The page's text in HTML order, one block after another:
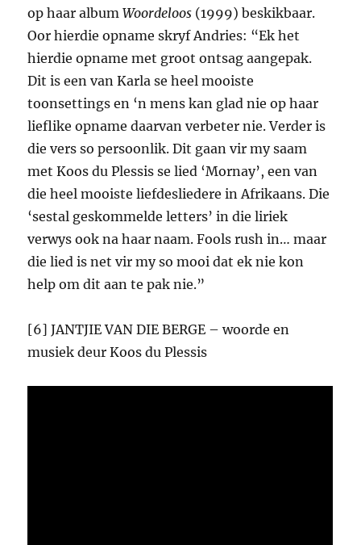
op haar albumWoordeloos (1999) beskikbaar.
Oor hierdie opname skryf Andries: “Ek het
hierdie opname met groot ontsag aangepak.
Dit is een van Karla se heel mooiste
toonsettings en ‘n mens kan glad nie op haar
lieflike opname daarvan verbeter nie. Verder is
die vers so persoonlik. Dit gaan vir my saam
met Koos du Plessis se lied ‘Mornay’, een van
die heel mooiste liefdesliedere in Afrikaans. Die
‘sestal geskommelde letters’ in die liriek
verwys ook na haar naam. Fools rush in… maar
die lied is net vir my so mooi dat ek nie kon
help om dit aan te pak nie.”
[6] JANTJIE VAN DIE BERGE – woorde en
musiek deur Koos du Plessis